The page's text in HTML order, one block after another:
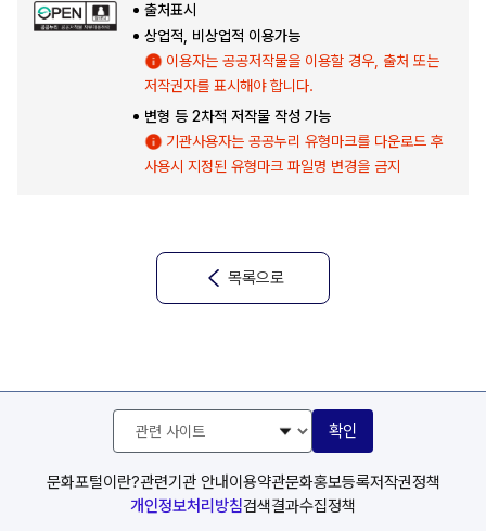
출처표시
상업적, 비상업적 이용가능
이용자는 공공저작물을 이용할 경우, 출처 또는
저작권자를 표시해야 합니다.
변형 등 2차적 저작물 작성 가능
기관사용자는 공공누리 유형마크를 다운로드 후
사용시 지정된 유형마크 파일명 변경을 금지
목록으로
문화포털이란?관련기관 안내이용약관문화홍보등록저작권정책
개인정보처리방침검색결과수집정책
관
사
이
트
확인